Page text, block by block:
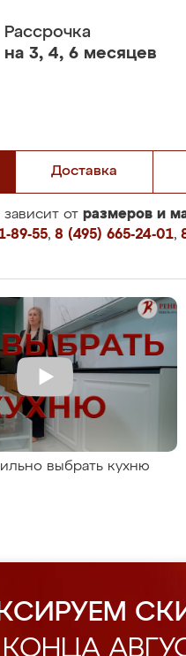
Рассрочка
на 3, 4, 6 месяцев
Доставка
от размеров и
89-55, 8 (495) 665-24-01,
выбрать кухню